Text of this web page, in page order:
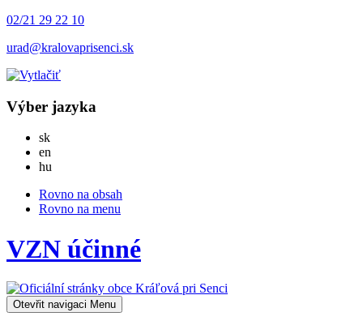
02/21 29 22 10
urad@kralovaprisenci.sk
Výber jazyka
skSlovensky
en
hu
Rovno na obsah
Rovno na menu
VZN účinné
Otevřit navigaci Menu